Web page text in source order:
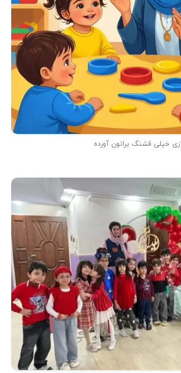
خیلی قشنگ براتون آورده